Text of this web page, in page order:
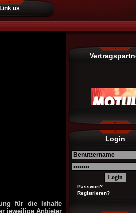
Link us
für die Inhalte
jeweilige Anbieter
Login
Passwort?
Registrieren?